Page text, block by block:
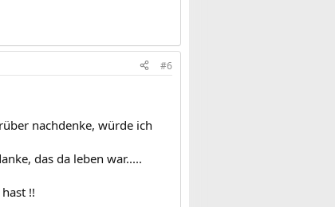
#6
nachdenke, würde ich
das da leben war.....
!!